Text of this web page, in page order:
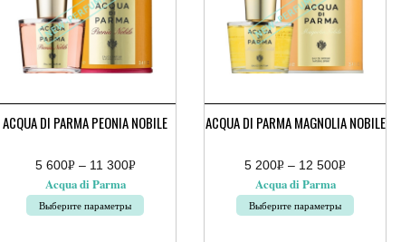
ACQUA DI PARMA PEONIA NOBILE
5 600Р
УБ.
– 11 300Р
600руб.
Acqua di Parma
Выберите параметры
ACQUA DI PARMA MAGNOLIA NOBILE
5 200Р
УБ.
– 12 500Р
200руб.
Acqua di Parma
Выберите параметры